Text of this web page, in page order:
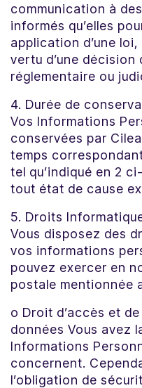
communication à
informés qu’elles
application d’une loi,
vertu d’une décision
réglementaire ou
4. Durée de
Vos Informations
conservées par
temps
tel qu’indiqué en 2
tout état de cause
5. Droits
Vous disposez des
vos informations
pouvez exercer en
postale mentionnée
o Droit d’accès et
données Vous avez
Informations
concernent.
l’obligation de